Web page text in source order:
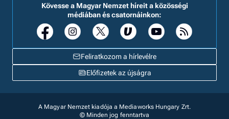
Feliratkozom a hírlevélre
Kövesse a Magyar Nemzet híreit a közösségi
médiában és csatornáinkon:
Előfizetek az újságra
A Magyar Nemzet kiadója a Mediaworks Hungary Zrt.
© Minden jog fenntartva